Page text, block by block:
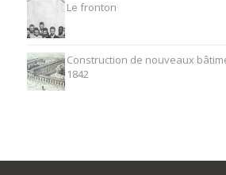
Le fronton
Construction de nouveaux
1842